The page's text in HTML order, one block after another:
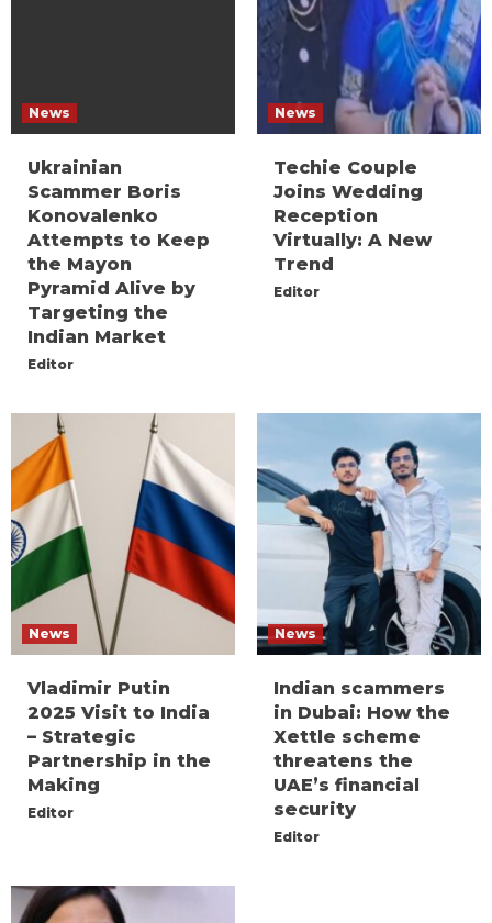
News
Ukrainian
Scammer Boris
Konovalenko
Attempts to Keep
the Mayon
Pyramid Alive by
Targeting the
Indian Market
Editor
News
Techie Couple
Joins Wedding
Reception
Virtually: A New
Trend
Editor
News
Vladimir Putin
2025 Visit to India
– Strategic
Partnership in the
Making
Editor
News
Indian scammers
in Dubai: How the
Xettle scheme
threatens the
UAE’s financial
security
Editor